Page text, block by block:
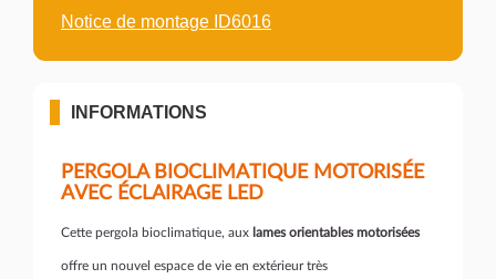
Notice de montage ID6016
INFORMATIONS
PERGOLA BIOCLIMATIQUE MOTORISÉE
AVEC ÉCLAIRAGE LED
Cette pergola bioclimatique, aux lames orientables motorisées
offre un nouvel espace de vie en extérieur très